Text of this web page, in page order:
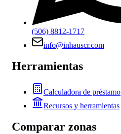
(506) 8812-1717
info@inhauscr.com
Herramientas
Calculadora de préstamo
Recursos y herramientas
Comparar zonas